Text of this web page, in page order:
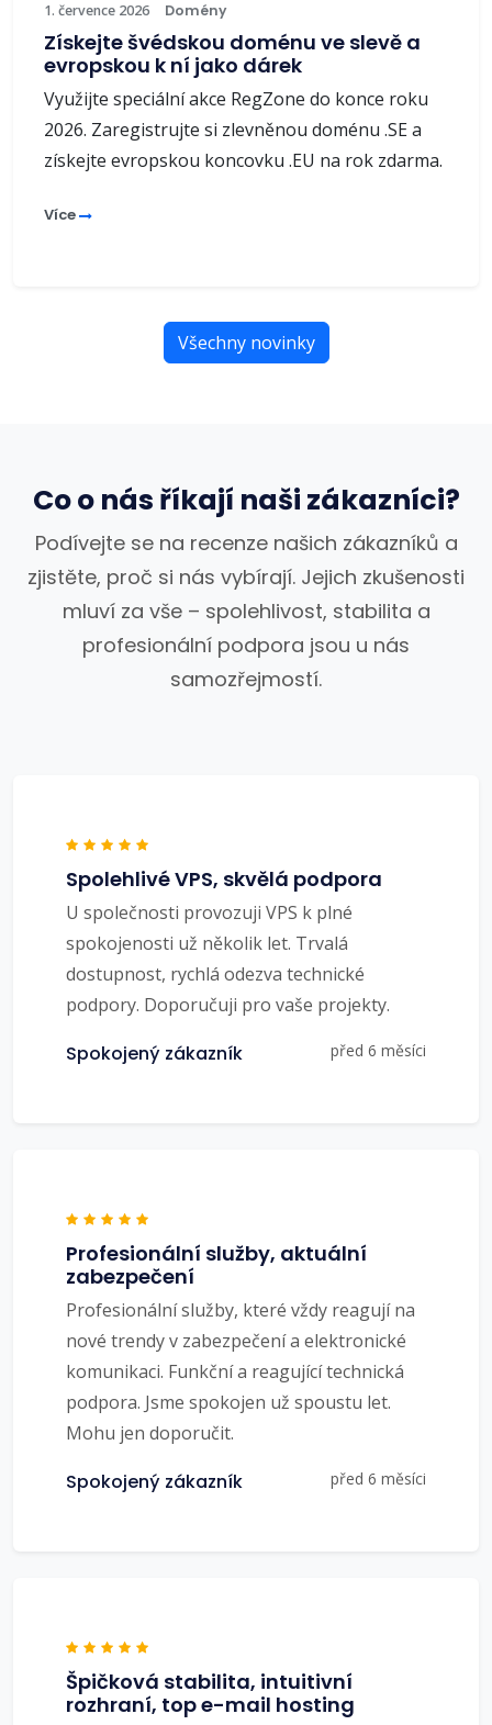
1. července 2026 Domény
Získejte švédskou doménu ve slevě a
evropskou k ní jako dárek
Využijte speciální akce RegZone do konce roku
2026. Zaregistrujte si zlevněnou doménu .SE a
získejte evropskou koncovku .EU na rok zdarma.
Více
Všechny novinky
Co o nás říkají naši zákazníci?
Podívejte se na recenze našich zákazníků a
zjistěte, proč si nás vybírají. Jejich zkušenosti
mluví za vše – spolehlivost, stabilita a
profesionální podpora jsou u nás
samozřejmostí.
Spolehlivé VPS, skvělá podpora
U společnosti provozuji VPS k plné
spokojenosti už několik let. Trvalá
dostupnost, rychlá odezva technické
podpory. Doporučuji pro vaše projekty.
Spokojený zákazník před 6 měsíci
Profesionální služby, aktuální
zabezpečení
Profesionální služby, které vždy reagují na
nové trendy v zabezpečení a elektronické
komunikaci. Funkční a reagující technická
podpora. Jsme spokojen už spoustu let.
Mohu jen doporučit.
Spokojený zákazník před 6 měsíci
Špičková stabilita, intuitivní
rozhraní, top e-mail hosting